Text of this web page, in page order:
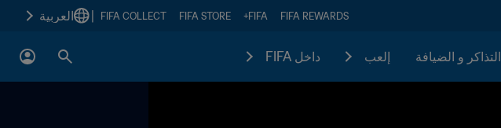
FIFA REWARDS
FIFA+
FIFA STORE
FIFA COLLECT العربية
التذاكر و الضيافة إلعب داخل FIFA